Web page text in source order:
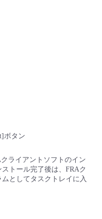
ボタン
ライアントソフトのイン
トール完了後は、FRAク
としてタスクトレイに入